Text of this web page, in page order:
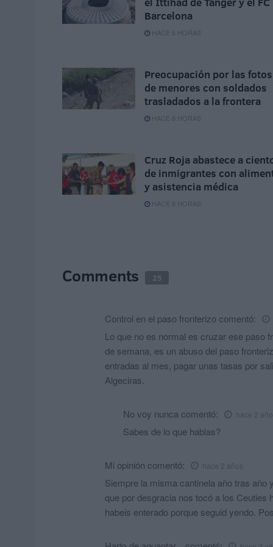
Barcelona
HACE 6 HORAS
Preocupación por las fotos
de menores con soldados
trasladados a la frontera
HACE 6 HORAS
Cruz Roja abastece a
de inmigrantes con
y asistencia médica
HACE 8 HORAS
Comments 25
Control en el paso fronterizo comentó:
Lo que no es normal es cruzar ese paso
de semana, es un abuso del paso
entradas al mes, pagar unas tasas por
Algeciras.
No voy nunca comentó: hace 2 años
Sabes de lo que hablas?
Mi opinión comentó: hace 2 años
Siempre la misma cantinela año tras
que por desgracia nos tocó a los Ceuties
habeis enterado porque seguid yendo.